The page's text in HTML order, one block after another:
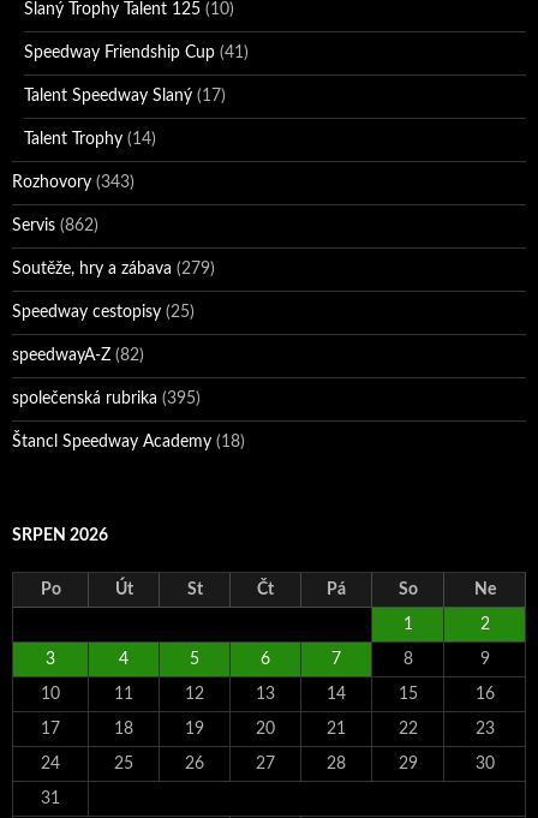
Slaný Trophy Talent 125 (10)
Speedway Friendship Cup (41)
Talent Speedway Slaný (17)
Talent Trophy (14)
Rozhovory (343)
Servis (862)
Soutěže, hry a zábava (279)
Speedway cestopisy (25)
speedwayA-Z (82)
společenská rubrika (395)
Štancl Speedway Academy (18)
SRPEN 2026
Po Út St Čt Pá So Ne
1 2
3 4 5 6 7 8 9
10 11 12 13 14 15 16
17 18 19 20 21 22 23
24 25 26 27 28 29 30
31